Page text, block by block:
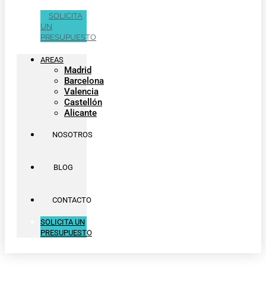
SOLICITA
UN
PRESUPUESTO
AREAS
Madrid
Barcelona
Valencia
Castellón
Alicante
NOSOTROS
BLOG
CONTACTO
SOLICITA UN
PRESUPUESTO